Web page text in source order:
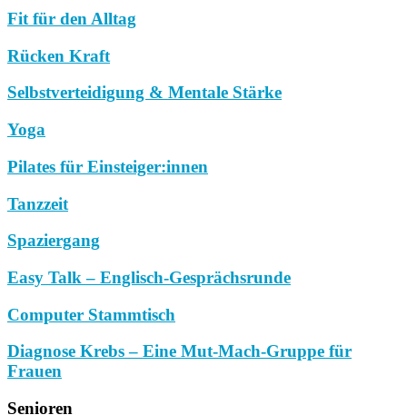
Fit für den Alltag
Rücken Kraft
Selbstverteidigung & Mentale Stärke
Yoga
Pilates für Einsteiger:innen
Tanzzeit
Spaziergang
Easy Talk – Englisch-Gesprächsrunde
Computer Stammtisch
Diagnose Krebs – Eine Mut-Mach-Gruppe für
Frauen
Senioren